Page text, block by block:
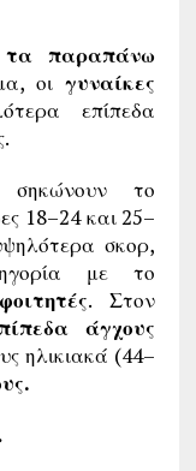
παραπάνω
οιγυναίκες
επίπεδα
σηκώνουν το
18–24 και 25–
σκορ,
με το
φοιτητές. Στον
άγχους
ηλικιακά (44–